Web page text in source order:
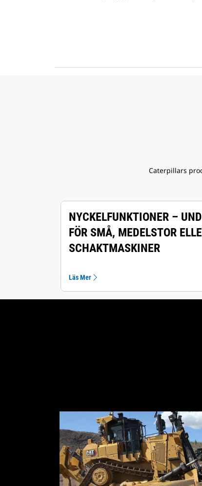
Caterpillars
NYCKELFUNKTIONER –
FÖR SMÅ, MEDELSTOR
SCHAKTMASKINER
Läs Mer